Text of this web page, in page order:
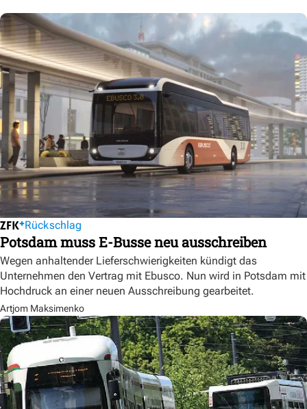
Rückschlag
Potsdam muss E-Busse neu ausschreiben
Wegen anhaltender Lieferschwierigkeiten kündigt das
Unternehmen den Vertrag mit Ebusco. Nun wird in Potsdam mit
Hochdruck an einer neuen Ausschreibung gearbeitet.
Artjom Maksimenko